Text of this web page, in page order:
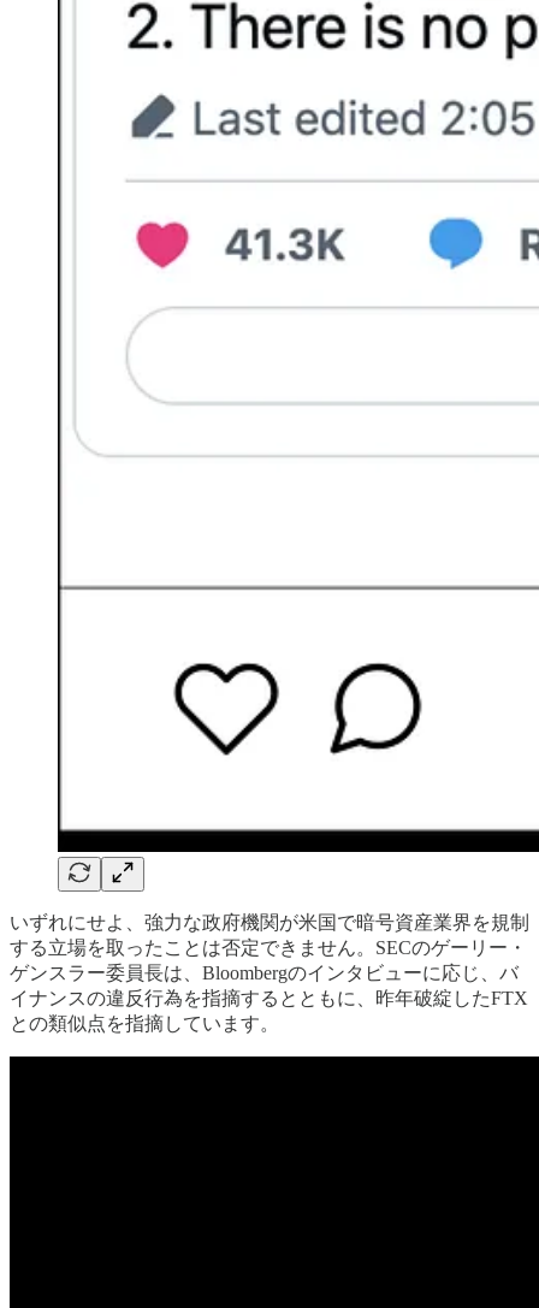
いずれにせよ、強力な政府機関が米国で暗号資産業界を規制
する立場を取ったことは否定できません。SECのゲーリー・
ゲンスラー委員長は、Bloombergのインタビューに応じ、バ
イナンスの違反行為を指摘するとともに、昨年破綻したFTX
との類似点を指摘しています。